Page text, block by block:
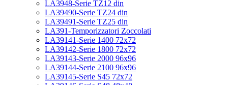
LA3948-Serie TZ12 din
LA39490-Serie TZ24 din
LA39491-Serie TZ25 din
LA391-Temporizzatori Zoccolati
LA39141-Serie 1400 72x72
LA39142-Serie 1800 72x72
LA39143-Serie 2000 96x96
LA39144-Serie 2100 96x96
LA39145-Serie S45 72x72